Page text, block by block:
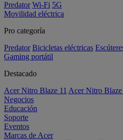
Predator Wi-Fi 5G
Movilidad eléctrica
Pro categoría
Predator Bicicletas eléctricas
Gaming portátil
Destacado
Acer Nitro Blaze 11 Acer Nitro
Negocios
Educación
Soporte
Eventos
Marcas de Acer